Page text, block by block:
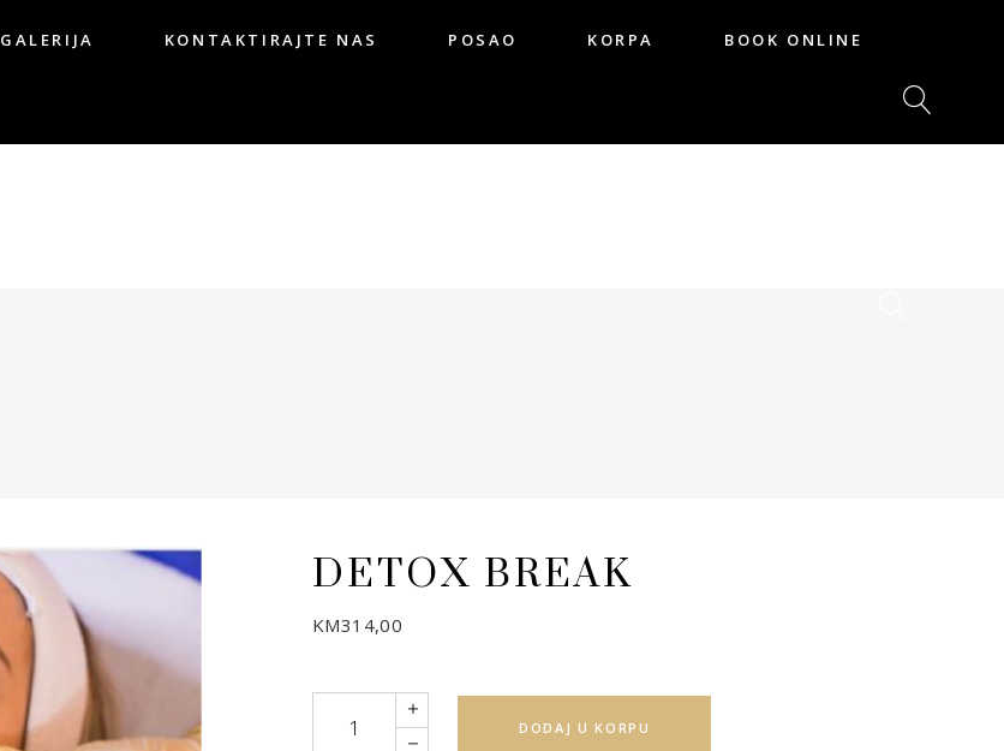
GALERIJA KONTAKTIRAJTE NAS POSAO KORPA BOOK ONLINE
DETOX BREAK
KM314,00
DODAJ U KORPU